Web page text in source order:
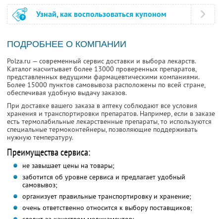
Узнай, как воспользоваться купоном
ПОДРОБНЕЕ О КОМПАНИИ
Polza.ru — современный сервис доставки и выбора лекарств.
Каталог насчитывает более 13000 проверенных препаратов,
представленных ведущими фармацевтическими компаниями.
Более 15000 пунктов самовывоза расположены по всей стране,
обеспечивая удобную выдачу заказов.
При доставке вашего заказа в аптеку соблюдают все условия
хранения и транспортировки препаратов. Например, если в заказе
есть термолабильные лекарственные препараты, то используются
специальные термоконтейнеры, позволяющие поддерживать
нужную температуру.
Преимущества сервиса:
не завышает цены на товары;
заботится об уровне сервиса и предлагает удобный
самовывоз;
организует правильные транспортировку и хранение;
очень ответственно относится к выбору поставщиков;